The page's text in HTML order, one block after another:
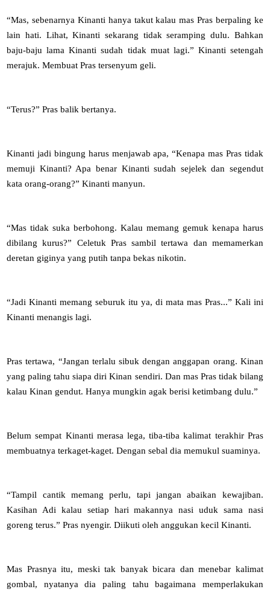
“Mas, sebenarnya Kinanti hanya takut kalau mas Pras berpaling ke
lain hati. Lihat, Kinanti sekarang tidak seramping dulu. Bahkan
baju-baju lama Kinanti sudah tidak muat lagi.” Kinanti setengah
merajuk. Membuat Pras tersenyum geli.
“Terus?” Pras balik bertanya.
Kinanti jadi bingung harus menjawab apa, “Kenapa mas Pras tidak
memuji Kinanti? Apa benar Kinanti sudah sejelek dan segendut
kata orang-orang?” Kinanti manyun.
“Mas tidak suka berbohong. Kalau memang gemuk kenapa harus
dibilang kurus?” Celetuk Pras sambil tertawa dan memamerkan
deretan giginya yang putih tanpa bekas nikotin.
“Jadi Kinanti memang seburuk itu ya, di mata mas Pras...” Kali ini
Kinanti menangis lagi.
Pras tertawa, “Jangan terlalu sibuk dengan anggapan orang. Kinan
yang paling tahu siapa diri Kinan sendiri. Dan mas Pras tidak bilang
kalau Kinan gendut. Hanya mungkin agak berisi ketimbang dulu.”
Belum sempat Kinanti merasa lega, tiba-tiba kalimat terakhir Pras
membuatnya terkaget-kaget. Dengan sebal dia memukul suaminya.
“Tampil cantik memang perlu, tapi jangan abaikan kewajiban.
Kasihan Adi kalau setiap hari makannya nasi uduk sama nasi
goreng terus.” Pras nyengir. Diikuti oleh anggukan kecil Kinanti.
Mas Prasnya itu, meski tak banyak bicara dan menebar kalimat
gombal, nyatanya dia paling tahu bagaimana memperlakukan